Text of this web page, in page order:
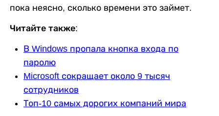
пока неясно, сколько времени это займет.
Читайте также:
В Windows пропала кнопка входа по
паролю
Microsoft сокращает около 9 тысяч
сотрудников
Топ-10 самых дорогих компаний мира